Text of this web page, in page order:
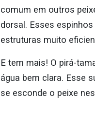
comum em outros
dorsal. Esses
estruturas muito
E tem mais! O pirá-
água bem clara. Esse
se esconde o peixe